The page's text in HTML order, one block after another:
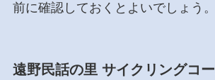
前に確認しておくとよいでしょう。
遠野民話の里 サイクリングコ